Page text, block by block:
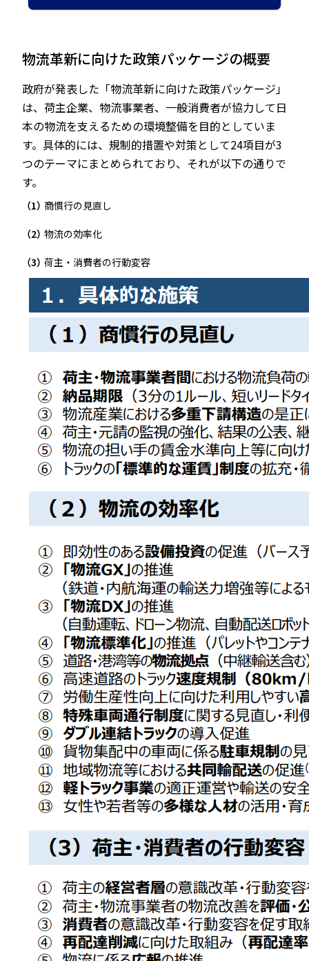
物流革新に向けた政策パッケージの概要
政府が発表した「物流革新に向けた政策パッケージ」
は、荷主企業、物流事業者、一般消費者が協力して日
本の物流を支えるための環境整備を目的としていま
す。具体的には、規制的措置や対策として24項目が3
つのテーマにまとめられており、それが以下の通りで
す。
商慣行の見直し
物流の効率化
荷主・消費者の行動変容